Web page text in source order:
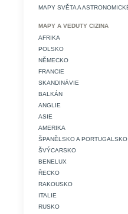
MAPY SVĚTA A
MAPY A VEDUTY CIZINA
AFRIKA
POLSKO
NĚMECKO
FRANCIE
SKANDINÁVIE
BALKÁN
ANGLIE
ASIE
AMERIKA
ŠPANĚLSKO A PORTUGALSKO
ŠVÝCARSKO
BENELUX
ŘECKO
RAKOUSKO
ITALIE
RUSKO